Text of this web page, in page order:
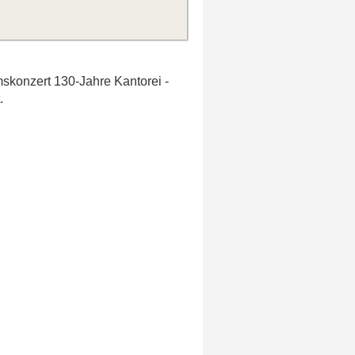
130-Jahre Kantorei -